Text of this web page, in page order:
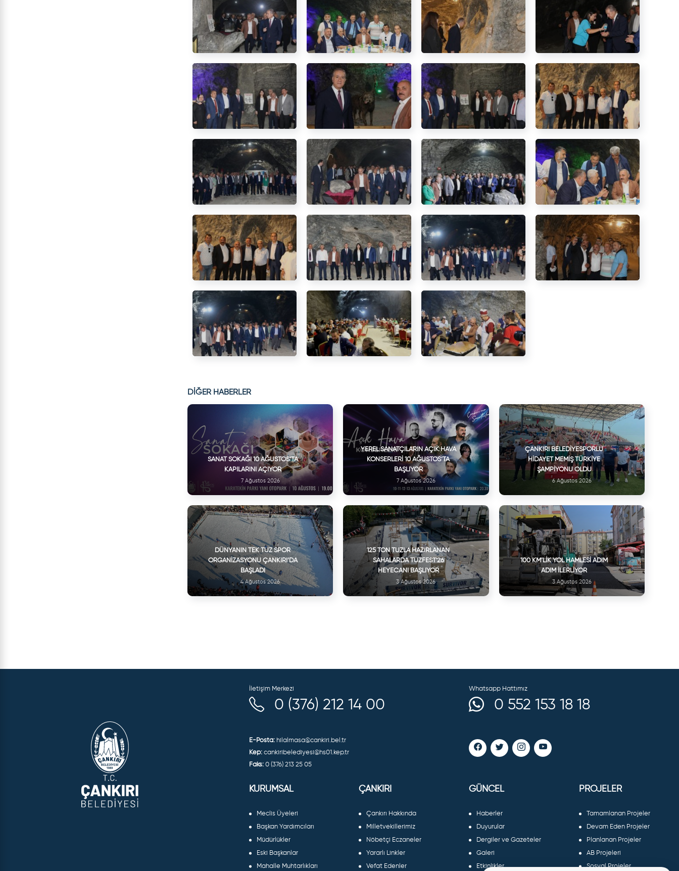
DİĞER HABERLER
SANAT SOKAĞI 10 AĞUSTOS’TA
KAPILARINI AÇIYOR
7 Ağustos 2026
YEREL SANATÇILARIN AÇIK HAVA
KONSERLERI 10 AĞUSTOS’TA
BAŞLIYOR
7 Ağustos 2026
ÇANKIRI BELEDIYESPORLU
HIDAYET MEMIŞ TÜRKIYE
ŞAMPIYONU OLDU
6 Ağustos 2026
DÜNYANIN TEK TUZ SPOR
ORGANIZASYONU ÇANKIRI’DA
BAŞLADI
4 Ağustos 2026
125 TON TUZLA HAZIRLANAN
SAHALARDA TUZFEST'26
HEYECANI BAŞLIYOR
3 Ağustos 2026
100 KM’LIK YOL HAMLESI ADIM
ADIM İLERLIYOR
3 Ağustos 2026
İletişim Merkezi
0 (376) 212 14 00
Whatsapp Hattımız
0 552 153 18 18
E-Posta: hilalmasa@cankiri.bel.tr
Kep: cankiribelediyesi@hs01.kep.tr
Faks: 0 (376) 213 25 05
KURUMSAL
Meclis Üyeleri
Başkan Yardımcıları
Müdürlükler
Eski Başkanlar
Mahalle Muhtarlıkları
ÇANKIRI
Çankırı Hakkında
Milletvekillerimiz
Nöbetçi Eczaneler
Yararlı Linkler
Vefat Edenler
GÜNCEL
Haberler
Duyurular
Dergiler ve Gazeteler
Galeri
Etkinlikler
PROJELER
Tamamlanan Projeler
Devam Eden Projeler
Planlanan Projeler
AB Projeleri
Sosyal Projeler